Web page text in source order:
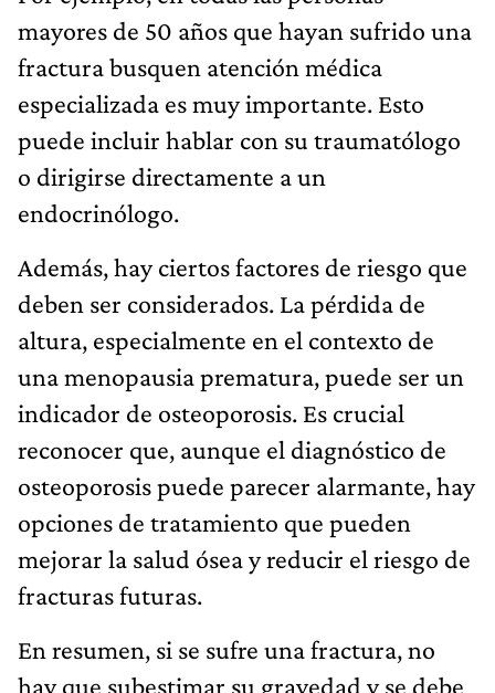
mayores de 50 años que hayan sufrido una
fractura busquen atención médica
especializada es muy importante. Esto
puede incluir hablar con su traumatólogo
o dirigirse directamente a un
endocrinólogo.
Además, hay ciertos factores de riesgo que
deben ser considerados. La pérdida de
altura, especialmente en el contexto de
una menopausia prematura, puede ser un
indicador de osteoporosis. Es crucial
reconocer que, aunque el diagnóstico de
osteoporosis puede parecer alarmante, hay
opciones de tratamiento que pueden
mejorar la salud ósea y reducir el riesgo de
fracturas futuras.
En resumen, si se sufre una fractura, no
hay que subestimar su gravedad y se debe